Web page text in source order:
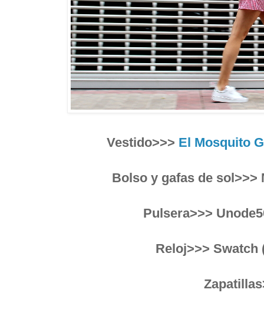
Vestido>>> El Mosquito
Bolso y gafas de sol>>>
Pulsera>>>
Reloj>>> Swatch